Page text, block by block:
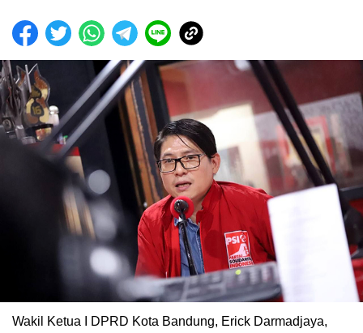
Wakil Ketua I DPRD Kota Bandung, Erick Darmadjaya,